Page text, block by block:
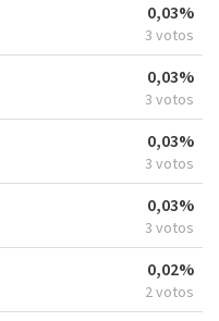
0,03%
3 votos
0,03%
3 votos
0,03%
3 votos
0,03%
3 votos
0,02%
2 votos